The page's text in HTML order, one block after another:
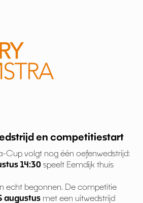
en competitiestart
Cup volgt nog één oefenwedstrijd:
14:30 speelt Eemdijk thuis
echt begonnen. De competitie
augustus met een uitwedstrijd